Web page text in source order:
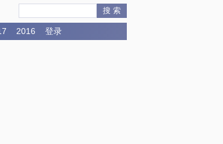
搜 索
2016 登录